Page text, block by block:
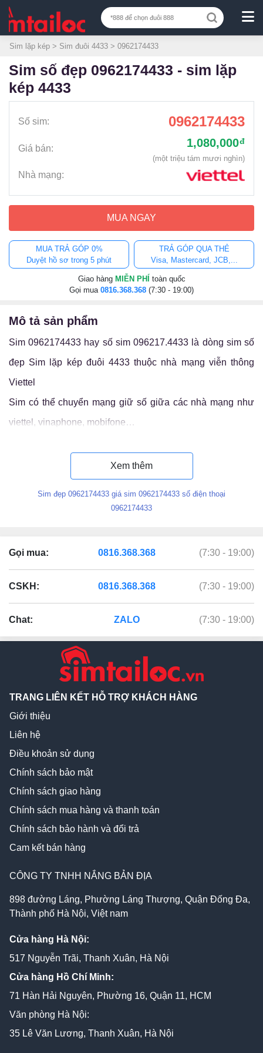
Sim lặp kép > Sim đuôi 4433 > 0962174433
sim số đẹp 0962174433 - sim lặp
kép 4433
Số sim: 0962174433
Giá bán: 1,080,000đ
(một triệu tám mươi nghìn)
Nhà mạng:
MUA NGAY
MUA TRẢ GÓP 0%
Duyệt hồ sơ trong 5 phút
TRẢ GÓP QUA THẺ
Visa, Mastercard, JCB,...
Giao hàng MIỄN PHÍ toàn quốc
Gọi mua 0816.368.368 (7:30 - 19:00)
mô tả sản phẩm
Sim 0962174433 hay số sim 096217.4433 là dòng sim số
đẹp Sim lặp kép đuôi 4433 thuộc nhà mạng viễn thông
Viettel
Sim có thể chuyển mạng giữ số giữa các nhà mạng như
viettel, vinaphone, mobifone…
Xem thêm
Sim đẹp 0962174433 giá sim 0962174433 số điện thoại
0962174433
Gọi mua: 0816.368.368 (7:30 - 19:00)
CSKH: 0816.368.368 (7:30 - 19:00)
Chat: ZALO (7:30 - 19:00)
CÔNG TY TNHH NẮNG BẢN ĐỊA
898 đường Láng, Phường Láng Thượng, Quận Đống Đa,
Thành phố Hà Nội, Việt nam
Cửa hàng Hà Nội:
517 Nguyễn Trãi, Thanh Xuân, Hà Nội
Cửa hàng Hồ Chí Minh:
71 Hàn Hải Nguyên, Phường 16, Quận 11, HCM
Văn phòng Hà Nội:
35 Lê Văn Lương, Thanh Xuân, Hà Nội
TRANG LIÊN KẾT HỖ TRỢ KHÁCH HÀNG
Giới thiệu
Liên hệ
Điều khoản sử dụng
Chính sách bảo mật
Chính sách giao hàng
Chính sách mua hàng và thanh toán
Chính sách bảo hành và đổi trả
Cam kết bán hàng